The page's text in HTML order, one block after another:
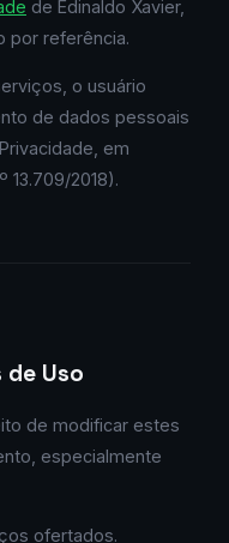
de Edinaldo Xavier,
por referência.
o usuário
de dados pessoais
em
13.709/2018).
Uso
de modificar estes
especialmente
ofertados.